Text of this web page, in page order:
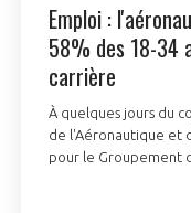
Emploi :
58% des 18-34
carrière
À quelques jours du
de l'Aéronautique et
pour le Groupement